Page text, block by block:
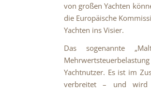
von großen Yachten
die Europäische
Yachten ins Visier.
Das sogenannte
Yachtnutzer. Es ist im
verbreitet – und wird